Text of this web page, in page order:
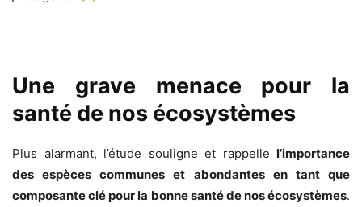
Une grave menace pour la
santé de nos écosystèmes
Plus alarmant, l’étude souligne et rappelle l’importance
des espèces communes et abondantes en tant que
composante clé pour la bonne santé de nos écosystèmes.